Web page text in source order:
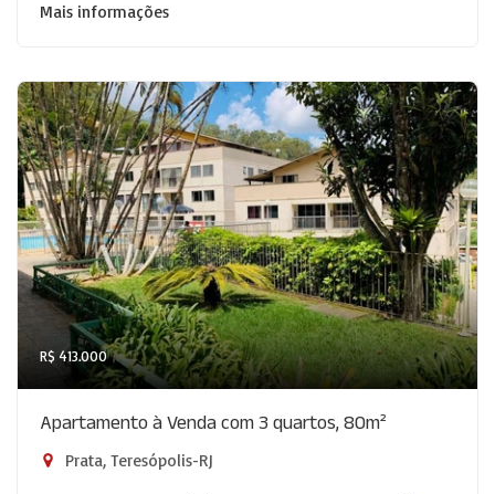
Mais informações
R$ 413.000
Apartamento à Venda com 3 quartos, 80m²
Prata, Teresópolis-RJ